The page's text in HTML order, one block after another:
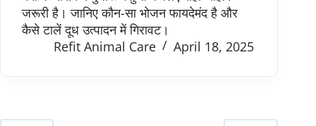
जरूरी है। जानिए कौन-सा भोजन फायदेमंद है और
कैसे टालें दूध उत्पादन में गिरावट।
Refit Animal Care
April 18, 2025